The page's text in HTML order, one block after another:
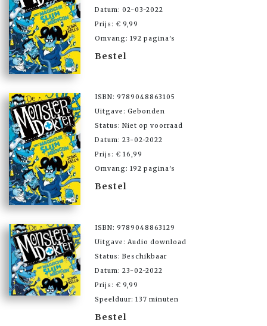
Datum: 02-03-2022
Prijs: € 9,99
Omvang: 192 pagina's
Bestel
ISBN: 9789048863105
Uitgave: Gebonden
Status: Niet op voorraad
Datum: 23-02-2022
Prijs: € 16,99
Omvang: 192 pagina's
Bestel
ISBN: 9789048863129
Uitgave: Audio download
Status: Beschikbaar
Datum: 23-02-2022
Prijs: € 9,99
Speelduur: 137 minuten
Bestel